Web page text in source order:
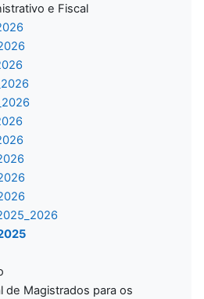
e Fiscal
de Magistrados para os